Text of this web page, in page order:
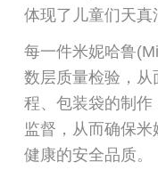
体现了儿童们天真
每一件米妮哈鲁
数层质量检验，
程、包装袋的制
监督，从而确保
健康的安全品质。